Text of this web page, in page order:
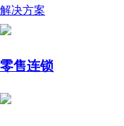
解决方案
零售连锁